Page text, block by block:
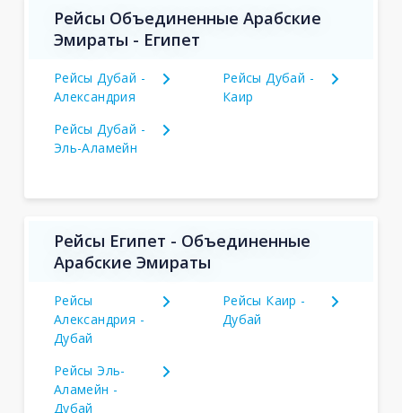
Рейсы Объединенные Арабские
Эмираты - Египет
Рейсы Дубай -
Александрия
Рейсы Дубай -
Каир
Рейсы Дубай -
Эль-Аламейн
Рейсы Египет - Объединенные
Арабские Эмираты
Рейсы
Александрия -
Дубай
Рейсы Каир -
Дубай
Рейсы Эль-
Аламейн -
Дубай